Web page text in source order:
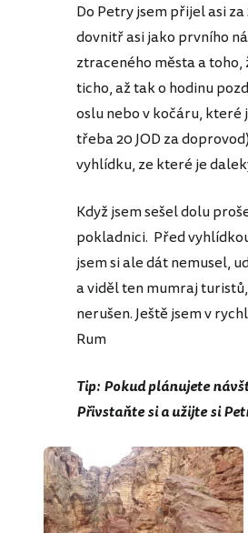
Do Petry jsem přijel asi
dovnitř asi jako prvního
ztraceného města a toho,
ticho, až tak o hodinu
oslu nebo v kočáru,
třeba 20 JOD za
vyhlídku, ze které je
Když jsem sešel dolu
pokladnici. Před
jsem si ale dát nemusel,
a viděl ten mumraj
nerušen. Ještě jsem v
Rum
Tip: Pokud plánujete
Přivstaňte si a užijte si